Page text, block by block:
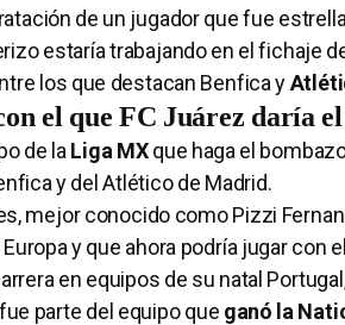
de un jugador que fue
estaría trabajando en el fichaje
los que destacan Benfica y
el que FC Juárez daría
de la Liga MXque haga el
y del Atlético de Madrid.
mejor conocido como Pizzi
y que ahora podría jugar con
en equipos de su natal
parte del equipo que ganó la